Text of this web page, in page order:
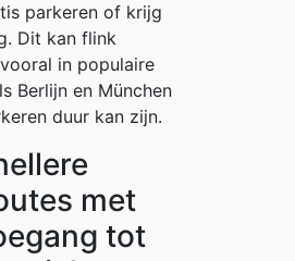
parkeren of krijg
Dit kan flink
in populaire
Berlijn en München
duur kan zijn.
met
tot